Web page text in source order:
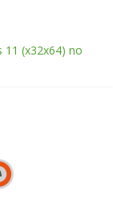
11 (x32x64) no
(x32-x64)
Windows
Dow𝚗l𝚘аd
FullMov𝗂e